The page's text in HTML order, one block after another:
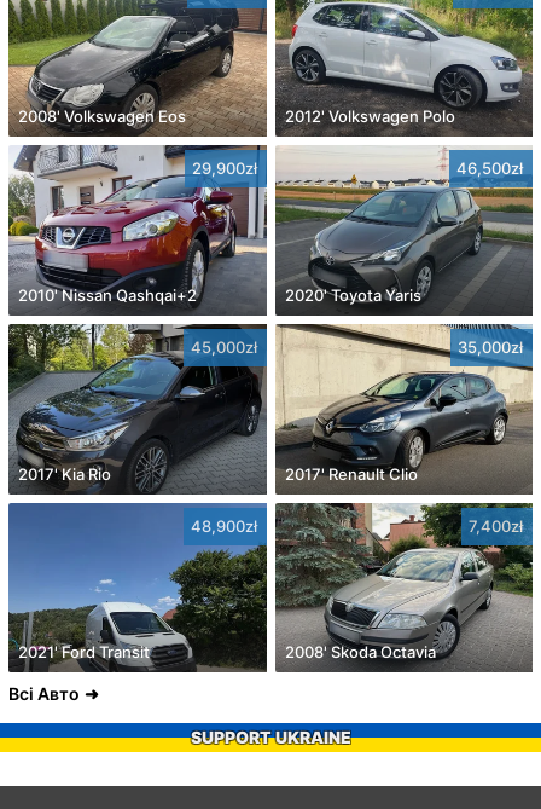
2008' Volkswagen Eos 2012' Volkswagen Polo
29,900zł
2010' Nissan Qashqai+2
46,500zł
2020' Toyota Yaris
45,000zł
2017' Kia Rio
35,000zł
2017' Renault Clio
48,900zł
2021' Ford Transit
7,400zł
2008' Skoda Octavia
Всі Авто
SUPPORT UKRAINE